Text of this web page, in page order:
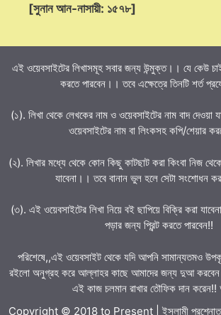
[সুনান আন-নাসায়ী: ১৫৭৮]
এই ওয়েবসাইটের লিখাসমূহ সবার জন্য উন্মুক্ত।। যে কেউ
করতে পারবেন।। তবে এক্ষেত্রে তিনটি শর্ত
(১). লিখা থেকে লেখকের নাম ও ওয়েবসাইটের নাম বাদ দেওয়া
ওয়েবসাইটের নাম বা লিংকসহ কপি/শেয়ার
(২). লিখার মধ্যে থেকে কোন কিছু কাটছাট করা কিংবা নিজ
যাবেনা।। তবে বানান ভুল হলে সেটা সংশোধন
(৩). এই ওয়েবসাইটের লিখা নিয়ে বই ছাপিয়ে বিক্রি করা
পড়ার জন্য প্রিন্ট করতে পারবেন!!
পরিশেষে,,এই ওয়েবসাইট থেকে যদি আপনি সামান্যতমও
রইলো অনুগ্রহ করে আল্লাহর কাছে আমাদের জন্য দুআ
এই কাজ চলমান রাখার তৌফিক দান
Copyright © 2018 to Present | ইসলামী